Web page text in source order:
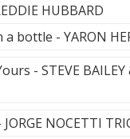
HUBBARD
a bottle - YARON
- STEVE BAILEY
NOCETTI